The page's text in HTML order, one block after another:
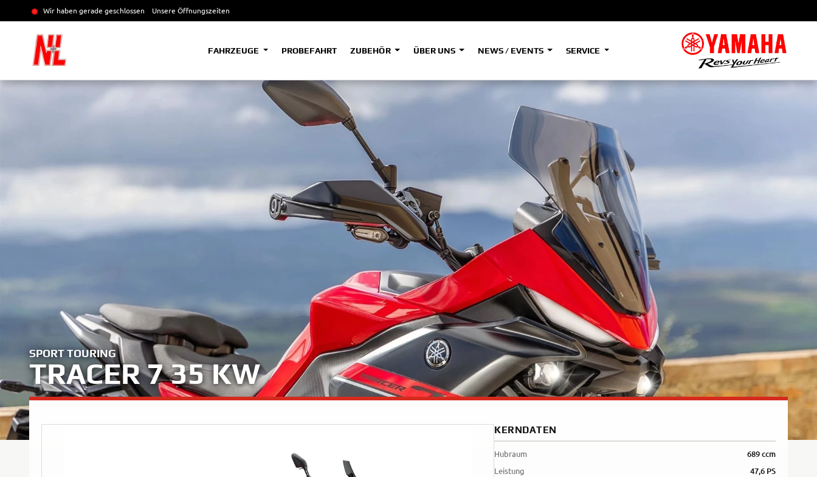
Wir haben gerade geschlossen Unsere Öffnungszeiten
FAHRZEUGE
SPORT HERITAGE
SPORT TOURING
SUPERSPORT
Tenere
Tenere
A
Tenere
700
Rally
Tenere
700
Rally
35kW
Tenere
700
World
Raid
WR125R
PROBEFAHRT ZUBEHÖR ÜBER UNS NEWS / EVENTS SERVICE
SPORT TOURING
TRACER 7 35 KW
KERNDATEN
Hubraum 689 ccm
Leistung 47,6 PS